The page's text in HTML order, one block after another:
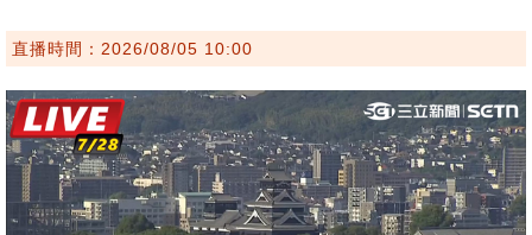
直播時間：2026/08/05 10:00